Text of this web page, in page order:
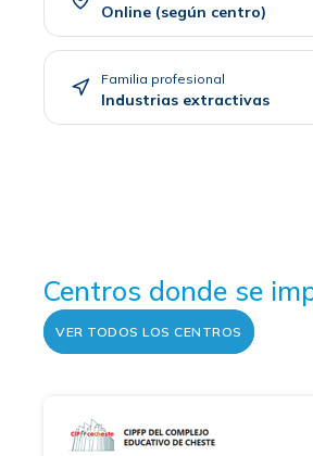
Online (según centro)
Familia profesional
Industrias extractivas
Centros donde se
VER TODOS LOS CENTROS